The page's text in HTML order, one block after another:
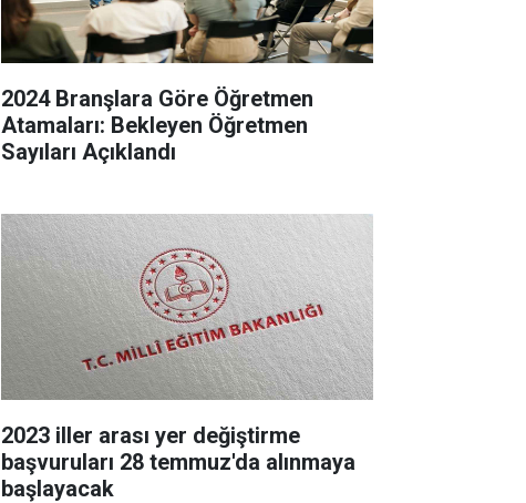
2024 Branşlara Göre Öğretmen
Atamaları: Bekleyen Öğretmen
Sayıları Açıklandı
2023 iller arası yer değiştirme
başvuruları 28 temmuz'da alınmaya
başlayacak